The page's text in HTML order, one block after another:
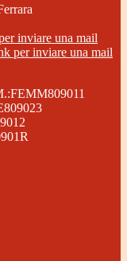
inviare una mail
per inviare una mail